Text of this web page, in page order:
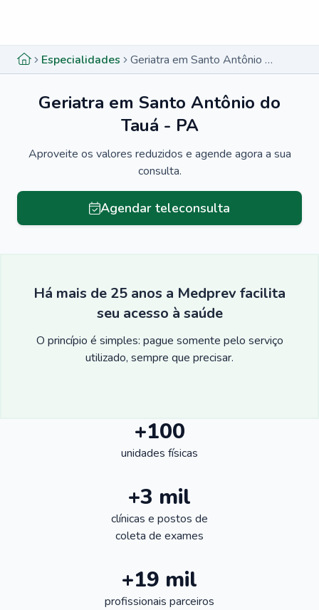
Especialidades Geriatra em Santo Antônio do Tauá - PA
Geriatra em Santo Antônio do
Tauá - PA
Aproveite os valores reduzidos e agende agora a sua
consulta.
Agendar teleconsulta
Há mais de 25 anos a Medprev facilita
seu acesso à saúde
O princípio é simples: pague somente pelo serviço
utilizado, sempre que precisar.
+100
unidades físicas
+3 mil
clínicas e postos de
coleta de exames
+19 mil
profissionais parceiros